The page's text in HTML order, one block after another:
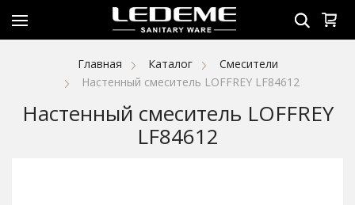
Главная Каталог
Смесители
Настенный смеситель LOFFREY LF84612
Настенный смеситель LOFFREY
LF84612